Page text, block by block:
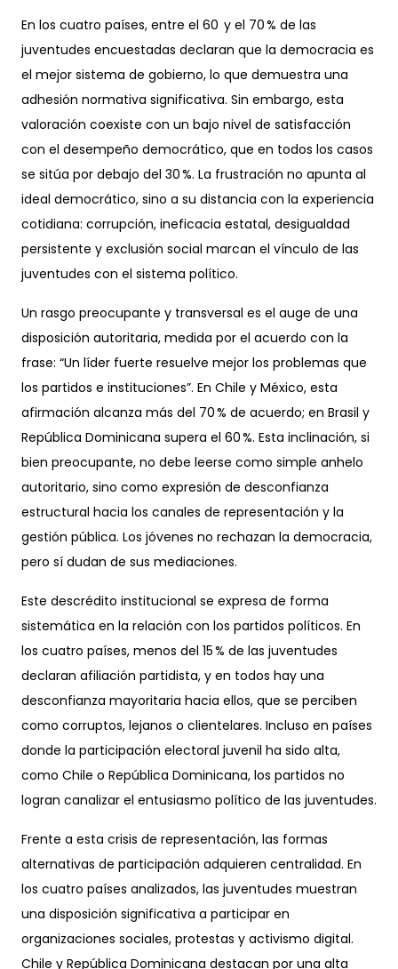
En los cuatro países, entre el 60 y el 70 % de las
juventudes encuestadas declaran que la democracia es
el mejor sistema de gobierno, lo que demuestra una
adhesión normativa significativa. Sin embargo, esta
valoración coexiste con un bajo nivel de satisfacción
con el desempeño democrático, que en todos los casos
se sitúa por debajo del 30 %. La frustración no apunta al
ideal democrático, sino a su distancia con la experiencia
cotidiana: corrupción, ineficacia estatal, desigualdad
persistente y exclusión social marcan el vínculo de las
juventudes con el sistema político.
Un rasgo preocupante y transversal es el auge de una
disposición autoritaria, medida por el acuerdo con la
frase: “Un líder fuerte resuelve mejor los problemas que
los partidos e instituciones”. En Chile y México, esta
afirmación alcanza más del 70 % de acuerdo; en Brasil y
República Dominicana supera el 60 %. Esta inclinación, si
bien preocupante, no debe leerse como simple anhelo
autoritario, sino como expresión de desconfianza
estructural hacia los canales de representación y la
gestión pública. Los jóvenes no rechazan la democracia,
pero sí dudan de sus mediaciones.
Este descrédito institucional se expresa de forma
sistemática en la relación con los partidos políticos. En
los cuatro países, menos del 15 % de las juventudes
declaran afiliación partidista, y en todos hay una
desconfianza mayoritaria hacia ellos, que se perciben
como corruptos, lejanos o clientelares. Incluso en países
donde la participación electoral juvenil ha sido alta,
como Chile o República Dominicana, los partidos no
logran canalizar el entusiasmo político de las juventudes.
Frente a esta crisis de representación, las formas
alternativas de participación adquieren centralidad. En
los cuatro países analizados, las juventudes muestran
una disposición significativa a participar en
organizaciones sociales, protestas y activismo digital.
Chile y República Dominicana destacan por una alta